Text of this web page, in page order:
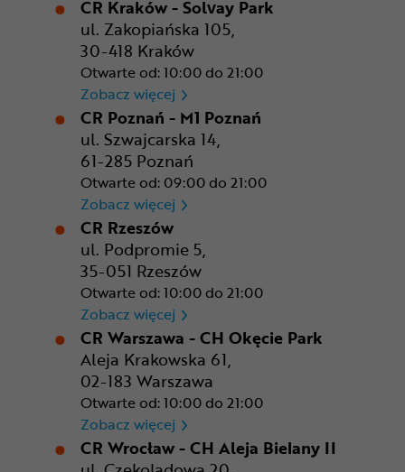
CR Kraków - Solvay Park
ul. Zakopiańska 105,
30-418 Kraków
Otwarte od: 10:00 do 21:00
Zobacz więcej CR Kraków - Solvay Park
CR Poznań - M1 Poznań
ul. Szwajcarska 14,
61-285 Poznań
Otwarte od: 09:00 do 21:00
Zobacz więcej CR Poznań - M1 Poznań
CR Rzeszów
ul. Podpromie 5,
35-051 Rzeszów
Otwarte od: 10:00 do 21:00
Zobacz więcej CR Rzeszów
CR Warszawa - CH Okęcie Park
Aleja Krakowska 61,
02-183 Warszawa
Otwarte od: 10:00 do 21:00
Zobacz więcej CR Warszawa - CH Okęcie
CR Wrocław - CH Aleja Bielany II